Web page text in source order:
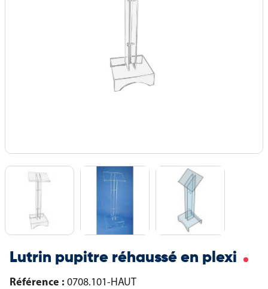
Lutrin pupitre réhaussé en plexi
Référence : 0708.101-HAUT